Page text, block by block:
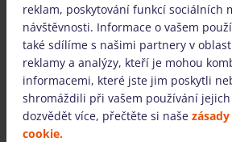
Také nabízíme
reklam, poskytování funkcí sociálních
návštěvnosti. Informace o vašem
také sdílíme s našimi partnery v
reklamy a analýzy, kteří je mohou
informacemi, které jste jim poskytli
shromáždili při vašem používání
dozvědět více, přečtěte si naše
cookie.